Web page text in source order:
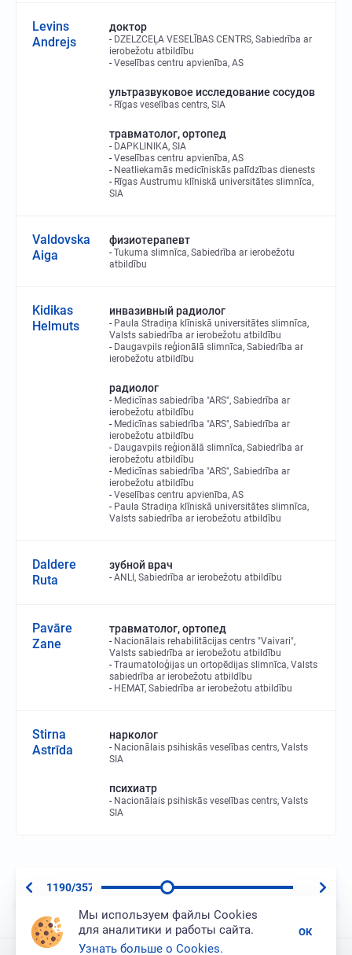
Levins
Andrejs
доктор
DZELZCEĻA VESELĪBAS CENTRS, Sabiedrība ar
ierobežotu atbildību
Veselības centru apvienība, AS
ультразвуковое исследование сосудов
Rīgas veselības centrs, SIA
травматолог, ортопед
DAPKLINIKA, SIA
Veselības centru apvienība, AS
Neatliekamās medicīniskās palīdzības dienests
Rīgas Austrumu klīniskā universitātes slimnīca,
SIA
Valdovska
Aiga
физиотерапевт
Tukuma slimnīca, Sabiedrība ar ierobežotu
atbildību
Kidikas
Helmuts
инвазивный радиолог
Paula Stradiņa klīniskā universitātes slimnīca,
Valsts sabiedrība ar ierobežotu atbildību
Daugavpils reģionālā slimnīca, Sabiedrība ar
ierobežotu atbildību
радиолог
Medicīnas sabiedrība "ARS", Sabiedrība ar
ierobežotu atbildību
Medicīnas sabiedrība "ARS", Sabiedrība ar
ierobežotu atbildību
Daugavpils reģionālā slimnīca, Sabiedrība ar
ierobežotu atbildību
Medicīnas sabiedrība "ARS", Sabiedrība ar
ierobežotu atbildību
Veselības centru apvienība, AS
Paula Stradiņa klīniskā universitātes slimnīca,
Valsts sabiedrība ar ierobežotu atbildību
Daldere
Ruta
зубной врач
ANLI, Sabiedrība ar ierobežotu atbildību
Pavāre
Zane
травматолог, ортопед
Nacionālais rehabilitācijas centrs "Vaivari",
Valsts sabiedrība ar ierobežotu atbildību
Traumatoloģijas un ortopēdijas slimnīca, Valsts
sabiedrība ar ierobežotu atbildību
HEMAT, Sabiedrība ar ierobežotu atbildību
Stirna
Astrīda
нарколог
Nacionālais psihiskās veselības centrs, Valsts
SIA
психиатр
Nacionālais psihiskās veselības centrs, Valsts
SIA
1190/3573
Мы используем файлы Cookies
для аналитики и работы сайта.
Узнать больше о Cookies.
ОК